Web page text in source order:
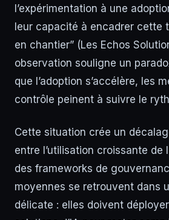
l’expérimentation à une
leur capacité à encadrer cette
en chantier” (Les Echos
observation souligne un
que l’adoption s’accélère, les
contrôle peinent à suivre le
Cette situation crée un
entre l’utilisation croissante de
des frameworks de
moyennes se retrouvent dans
délicate : elles doivent